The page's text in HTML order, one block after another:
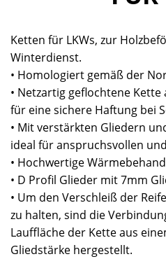
Ketten für LKWs, zur
Winterdienst.
• Homologiert gemäß der
• Netzartig geflochtene
für eine sichere Haftung bei
• Mit verstärkten Gliedern
ideal für anspruchsvollen
• Hochwertige
• D Profil Glieder mit 7mm
• Um den Verschleiß der
zu halten, sind die
Lauffläche der Kette aus
Gliedstärke hergestellt.